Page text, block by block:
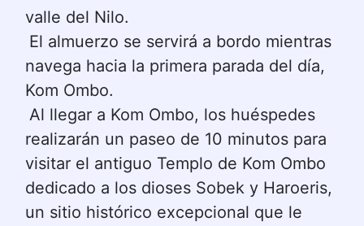
valle del Nilo.
El almuerzo se servirá a bordo mientras
navega hacia la primera parada del día,
Kom Ombo.
Al llegar a Kom Ombo, los huéspedes
realizarán un paseo de 10 minutos para
visitar el antiguo Templo de Kom Ombo
dedicado a los dioses Sobek y Haroeris,
un sitio histórico excepcional que le